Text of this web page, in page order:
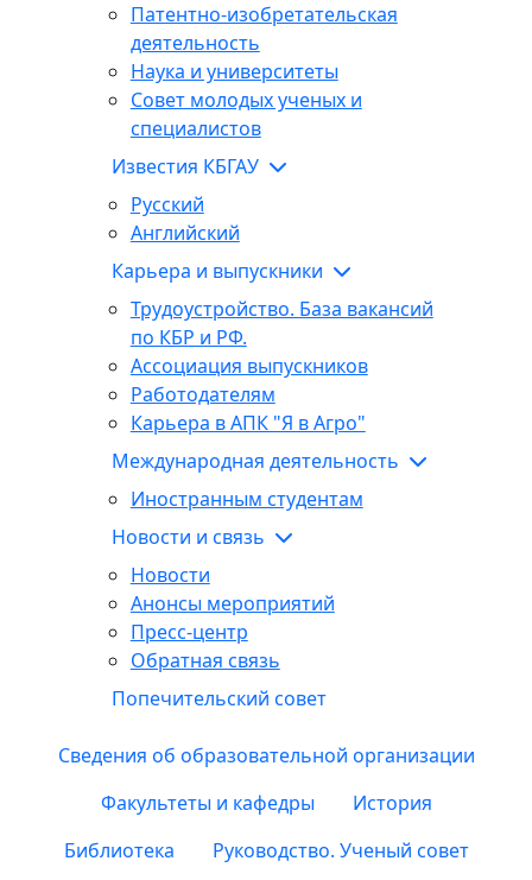
Патентно-изобретательская
деятельность
Наука и университеты
Совет молодых ученых и
специалистов
Известия КБГАУ
Русский
Английский
Карьера и выпускники
Трудоустройство. База вакансий
по КБР и РФ.
Ассоциация выпускников
Работодателям
Карьера в АПК "Я в Агро"
Международная деятельность
Иностранным студентам
Новости и связь
Новости
Анонсы мероприятий
Пресс-центр
Обратная связь
Попечительский совет
Сведения об образовательной организации
Факультеты и кафедры
История
Библиотека
Руководство. Ученый совет